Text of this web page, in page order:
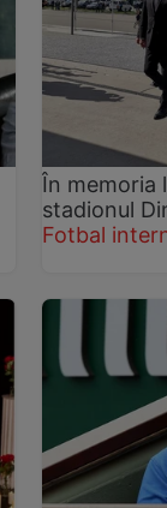
În memoria
stadionul
Fotbal